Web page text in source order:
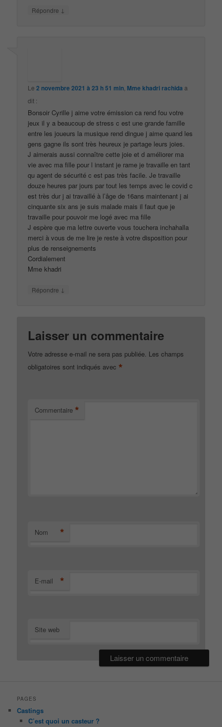
Répondre ↓
Le2 novembre 2021 à 23 h 51 min Mme khadri rachida a
dit :
Bonsoir Cyrille j aime votre émission ca rend fou votre
jeux il y a beaucoup de stress c est une grande famille
entre les joueurs la musique rend dingue j aime quand les
gens gagne ils sont très heureux je partage leurs joies.
J aimerais aussi connaître cette joie et d améliorer ma
vie avec ma fille pour l instant je rame je travaille en tant
qu agent de sécurité c est pas très facile. Je travaille
douze heures par jours par tout les temps avec le covid c
est très dur j ai travaillé à l’âge de 16ans maintenant j ai
cinquante six ans je suis malade mais il faut que je
travaille pour pouvoir me logé avec ma fille
J espère que ma lettre ouverte vous touchera inchahalla
merci à vous de me lire je reste à votre disposition pour
plus de renseignements
Cordialement
Mme khadri
Répondre ↓
Laisser un commentaire
Votre adresse e-mail ne sera pas publiée. Les champs
obligatoires sont indiqués avec *
Commentaire *
Nom *
E-mail *
Site web
PAGES
Castings
C’est quoi un casteur ?